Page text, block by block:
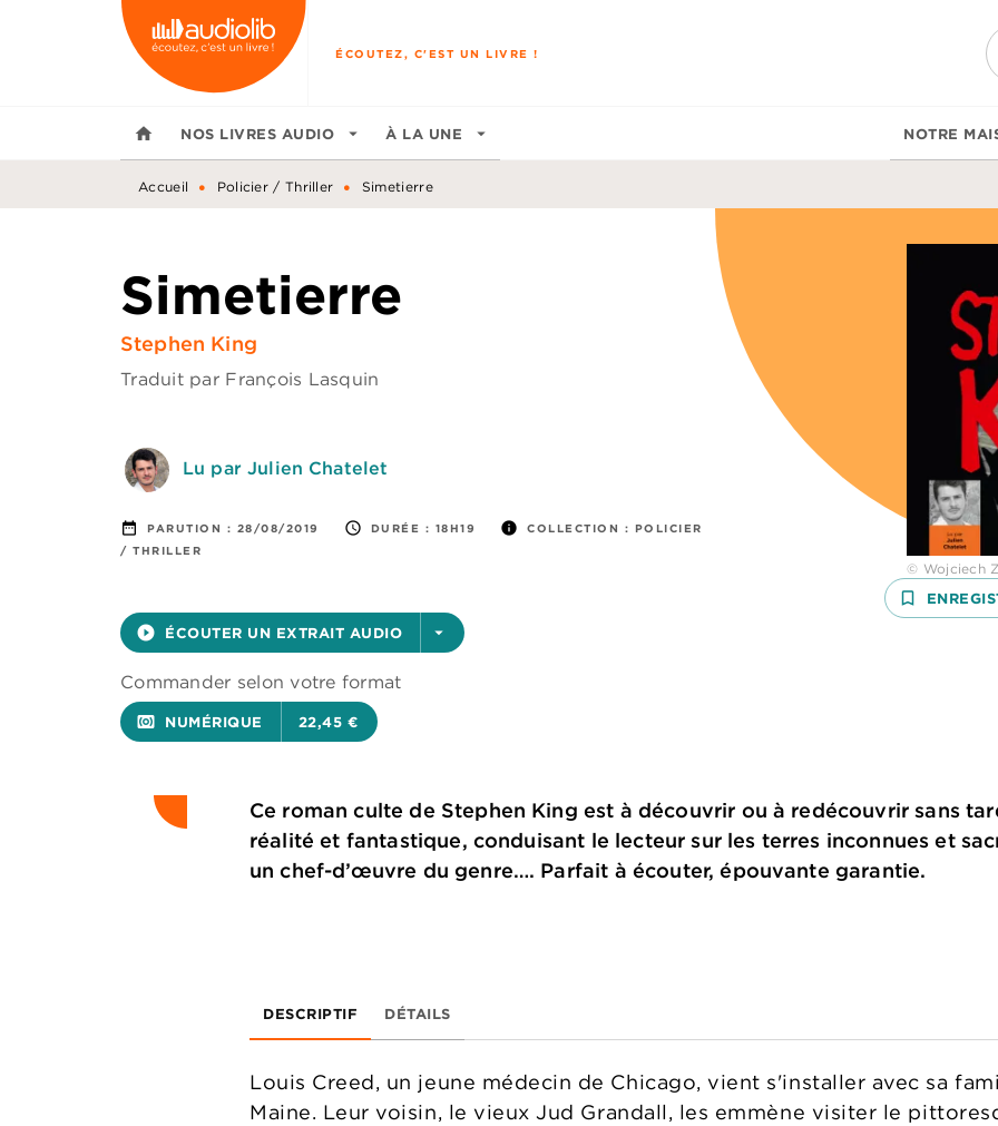
MENU RECHERCHE
ÉCOUTEZ, C'EST UN LIVRE !
home NOS LIVRES AUDIO arrow_drop_down À LA UNE arrow_drop_down NOTRE
Accueil • Policier / Thriller • Simetierre
Simetierre
Stephen King
Traduit par François Lasquin
Lu par Julien Chatelet
date_range PARUTION : 28/08/2019 access_time DURÉE : 18H19 info COLLECTION : POLICIER
/ THRILLER
play_circle_filled ÉCOUTER UN EXTRAIT AUDIO arrow_drop_down
Commander selon votre format
surround_sound NUMÉRIQUE 22,45 €
© Wojciech
bookmark_border
Ce roman culte de Stephen King est à découvrir ou à redécouvrir sans
réalité et fantastique, conduisant le lecteur sur les terres inconnues et
un chef-d’œuvre du genre…. Parfait à écouter, épouvante garantie.
DESCRIPTIF DÉTAILS
Louis Creed, un jeune médecin de Chicago, vient s'installer avec sa
Maine. Leur voisin, le vieux Jud Grandall, les emmène visiter le